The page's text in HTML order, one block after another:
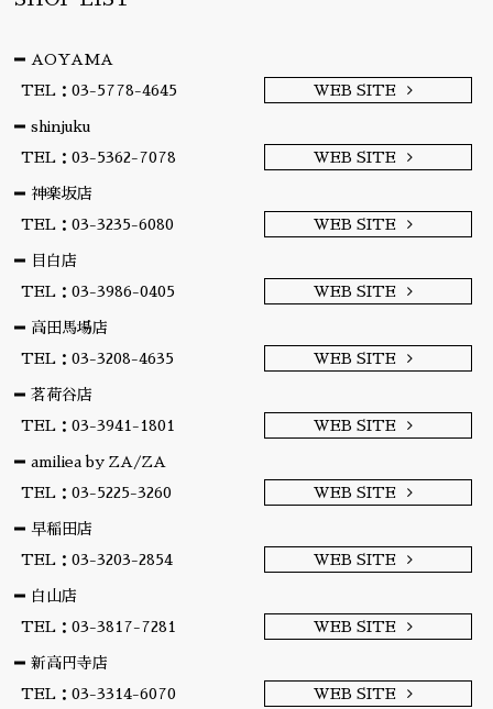
AOYAMA
TEL：03-5778-4645
WEB SITE
shinjuku
TEL：03-5362-7078
WEB SITE
神楽坂店
TEL：03-3235-6080
WEB SITE
目白店
TEL：03-3986-0405
WEB SITE
高田馬場店
TEL：03-3208-4635
WEB SITE
茗荷谷店
TEL：03-3941-1801
WEB SITE
amiliea by ZA/ZA
TEL：03-5225-3260
WEB SITE
早稲田店
TEL：03-3203-2854
WEB SITE
白山店
TEL：03-3817-7281
WEB SITE
新高円寺店
TEL：03-3314-6070
WEB SITE